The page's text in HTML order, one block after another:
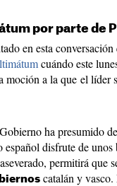
por parte de
en esta conversación
cuándo este
moción a la que el líder
ha presumido
disfrute de unos
permitirá que
catalán y